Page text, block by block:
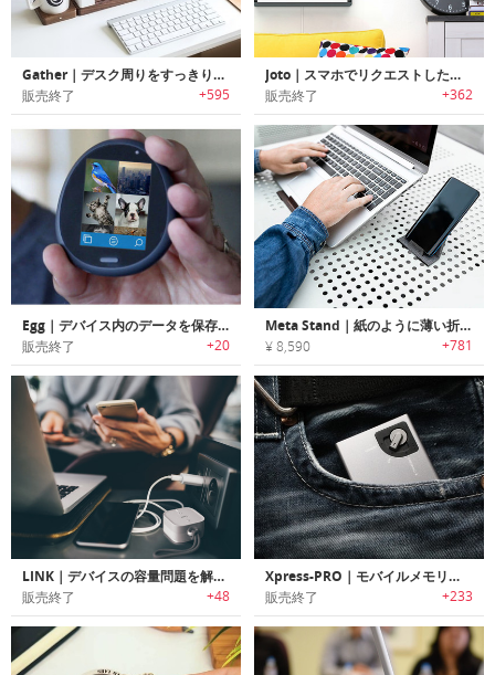
Gather｜デスク周りをすっきりオーガナイズ可能なモジュラーデザインデスクオーガナイザー「ギャザー」
販売終了 +595
Joto｜スマホでリクエストしたものをペンで描画するスケッチディスプレイ「ジョト」
販売終了 +362
Egg｜デバイス内のデータを保存/共有/保護可能なパーソナルウェブデバイス「エッグ」
販売終了 +20
Meta Stand｜紙のように薄い折りたたみ式ノートPC・スマホ・タブレットスタンド「メタスタンド」
¥ 8,590 +781
LINK｜デバイスの容量問題を解決するポケットサイズのポータブルストレージ「リンク」
販売終了 +48
Xpress-PRO｜モバイルメモリー/充電ステーション「エクスプレスプロ」
販売終了 +233